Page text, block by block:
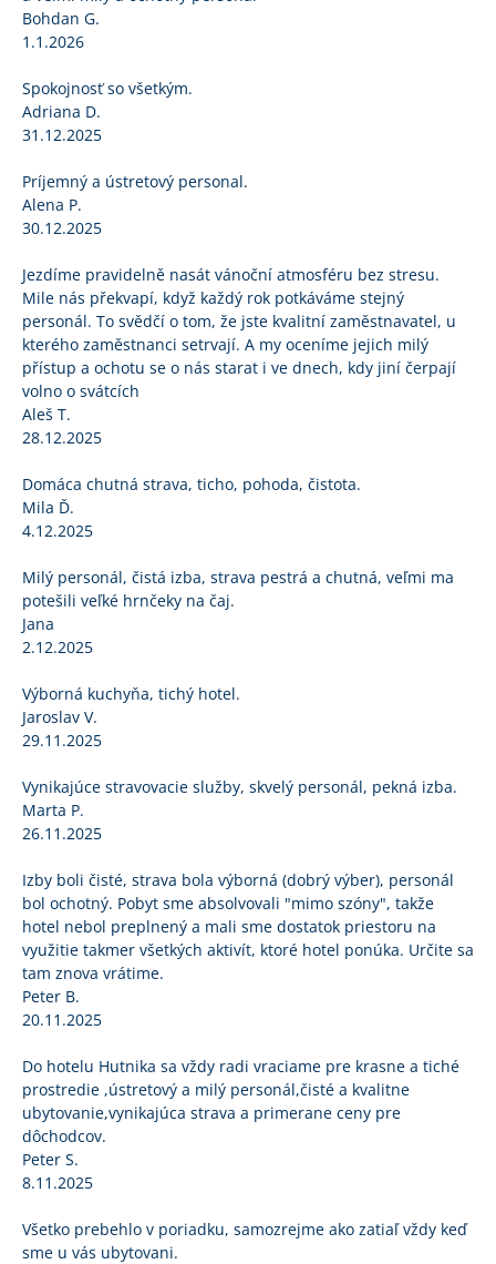
Bohdan G.
1.1.2026
Spokojnosť so všetkým.
Adriana D.
31.12.2025
Príjemný a ústretový personal.
Alena P.
30.12.2025
Jezdíme pravidelně nasát vánoční atmosféru bez stresu.
Mile nás překvapí, když každý rok potkáváme stejný
personál. To svědčí o tom, že jste kvalitní zaměstnavatel, u
kterého zaměstnanci setrvají. A my oceníme jejich milý
přístup a ochotu se o nás starat i ve dnech, kdy jiní čerpají
volno o svátcích
Aleš T.
28.12.2025
Domáca chutná strava, ticho, pohoda, čistota.
Mila Ď.
4.12.2025
Milý personál, čistá izba, strava pestrá a chutná, veľmi ma
potešili veľké hrnčeky na čaj.
Jana
2.12.2025
Výborná kuchyňa, tichý hotel.
Jaroslav V.
29.11.2025
Vynikajúce stravovacie služby, skvelý personál, pekná izba.
Marta P.
26.11.2025
Izby boli čisté, strava bola výborná (dobrý výber), personál
bol ochotný. Pobyt sme absolvovali "mimo szóny", takže
hotel nebol preplnený a mali sme dostatok priestoru na
využitie takmer všetkých aktivít, ktoré hotel ponúka. Určite sa
tam znova vrátime.
Peter B.
20.11.2025
Do hotelu Hutnika sa vždy radi vraciame pre krasne a tiché
prostredie ,ústretový a milý personál,čisté a kvalitne
ubytovanie,vynikajúca strava a primerane ceny pre
dôchodcov.
Peter S.
8.11.2025
Všetko prebehlo v poriadku, samozrejme ako zatiaľ vždy keď
sme u vás ubytovani.